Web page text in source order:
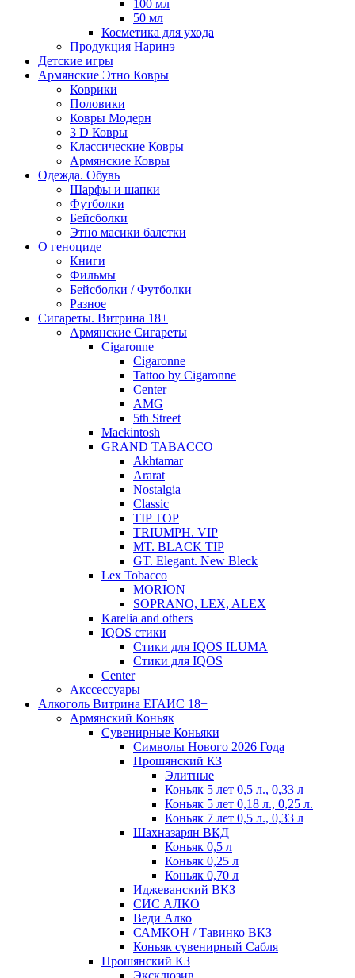
100 мл
50 мл
Косметика для ухода
Продукция Наринэ
Детские игры
Армянские Этно Ковры
Коврики
Половики
Ковры Модерн
3 D Ковры
Классические Ковры
Армянские Ковры
Одежда. Обувь
Шарфы и шапки
Футболки
Бейсболки
Этно масики балетки
О геноциде
Книги
Фильмы
Бейсболки / Футболки
Разное
Сигареты. Витрина 18+
Армянские Сигареты
Cigaronne
Cigaronne
Tattoo by Cigaronne
Center
AMG
5th Street
Mackintosh
GRAND TABACCO
Akhtamar
Ararat
Nostalgia
Classic
TIP TOP
TRIUMPH. VIP
MT. BLACK TIP
GT. Elegant. New Bleck
Lex Tobacco
MORION
SOPRANO, LEX, ALEX
Karelia and others
IQOS стики
Стики для IQOS ILUMA
Стики для IQOS
Сenter
Акссессуары
Алкоголь Витрина ЕГАИС 18+
Армянский Коньяк
Сувенирные Коньяки
Символы Нового 2026 Года
Прошянский КЗ
Элитные
Коньяк 5 лет 0,5 л., 0,33 л
Коньяк 5 лет 0,18 л., 0,25 л.
Коньяк 7 лет 0,5 л., 0,33 л
Шахназарян ВКД
Коньяк 0,5 л
Коньяк 0,25 л
Коньяк 0,70 л
Иджеванский ВКЗ
СИС АЛКО
Веди Алко
САМКОН / Тавинко ВКЗ
Коньяк сувенирный Сабля
Прошянский КЗ
Эксклюзив